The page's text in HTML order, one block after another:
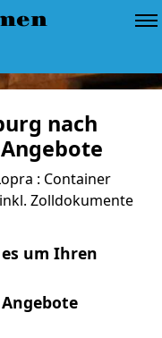
nach
: Container
Zolldokumente
um Ihren